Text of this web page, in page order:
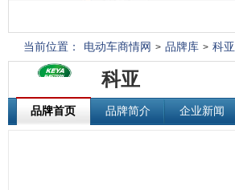
当前位置： 电动车商情网 > 品牌库 > 科亚
科亚
品牌首页 品牌简介 企业新闻